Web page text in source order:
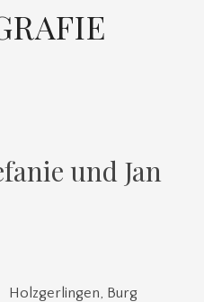
und Jan
Holzgerlingen, Burg